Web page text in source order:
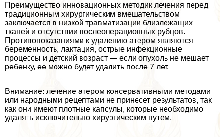
Преимущество инновационных методик лечения перед
традиционным хирургическим вмешательством
заключается в низкой травматизации близлежащих
тканей и отсутствии послеоперационных рубцов.
Противопоказаниями к удалению атером являются
беременность, лактация, острые инфекционные
процессы и детский возраст — если опухоль не мешает
ребенку, ее можно будет удалить после 7 лет.
Внимание: лечение атером консервативными методами
или народными рецептами не принесет результатов, так
как они имеют плотные капсулы, которые необходимо
удалять исключительно хирургическим путем.